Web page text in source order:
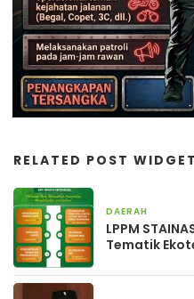
RELATED POST
DAERAH
LPPM
Tematik